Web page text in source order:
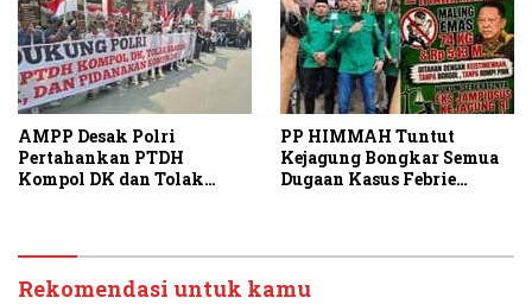
AMPP Desak Polri
Pertahankan PTDH
Kompol DK dan Tolak
PP HIMMAH Tuntut
Kejagung Bongkar Semua
Dugaan Kasus Febrie
Rekomendasi untuk kamu